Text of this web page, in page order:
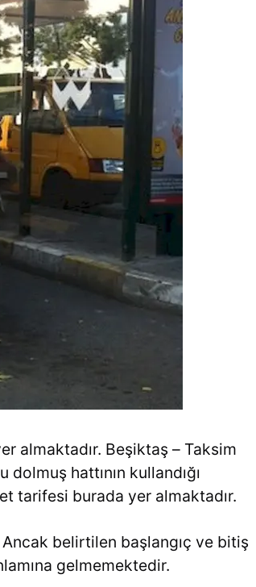
almaktadır. Beşiktaş – Taksim
hattının kullandığı
tarifesi burada yer almaktadır.
belirtilen başlangıç ve bitiş
gelmemektedir.